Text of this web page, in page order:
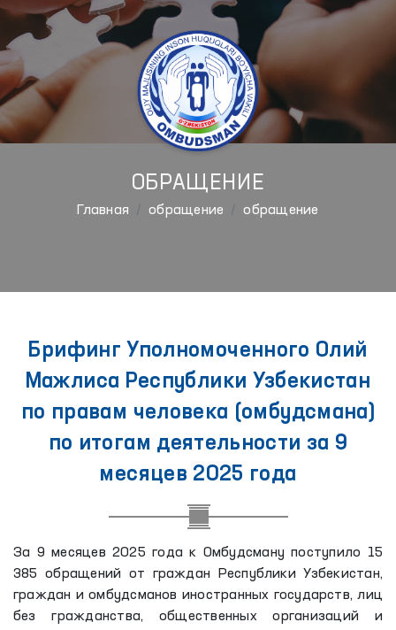
ОБРАЩЕНИЕ
Главная обращение обращение
Брифинг Уполномоченного Олий
Мажлиса Республики Узбекистан
по правам человека (омбудсмана)
по итогам деятельности за 9
месяцев 2025 года
За 9 месяцев 2025 года к Омбудсману поступило 15
385 обращений от граждан Республики Узбекистан,
граждан и омбудсманов иностранных государств, лиц
без гражданства, общественных организаций и